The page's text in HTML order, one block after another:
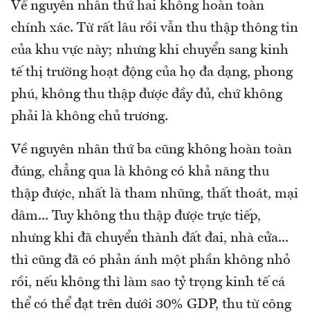
Về nguyên nhân thứ hai không hoàn toàn
chính xác. Từ rất lâu rồi vẫn thu thập thông tin
của khu vực này; nhưng khi chuyển sang kinh
tế thị trường hoạt động của họ đa dạng, phong
phú, không thu thập được đầy đủ, chứ không
phải là không chủ trương.
Về nguyên nhân thứ ba cũng không hoàn toàn
đúng, chẳng qua là không có khả năng thu
thập được, nhất là tham nhũng, thất thoát, mại
dâm... Tuy không thu thập được trực tiếp,
nhưng khi đã chuyển thành đất đai, nhà cửa...
thì cũng đã có phản ánh một phần không nhỏ
rồi, nếu không thì làm sao tỷ trọng kinh tế cá
thể có thể đạt trên dưới 30% GDP, thu từ công